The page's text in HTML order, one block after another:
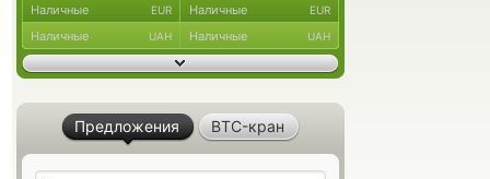
Наличные EUR Наличные EUR
Наличные UAH Наличные UAH
Предложения BTC-кран